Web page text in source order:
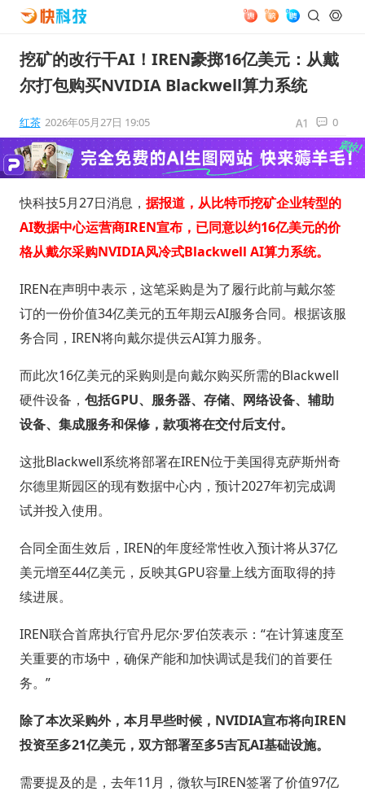
挖矿的改行干AI！IREN豪掷16亿美元：从戴
尔打包购买NVIDIA Blackwell算力系统
红茶 2026年05月27日 19:05 0
快科技5月27日消息， 据报道，从比特币挖矿企业转型的
AI数据中心运营商IREN宣布，已同意以约16亿美元的价
格从戴尔采购NVIDIA风冷式Blackwell AI算力系统。
IREN在声明中表示，这笔采购是为了履行此前与戴尔签
订的一份价值34亿美元的五年期云AI服务合同。根据该服
务合同，IREN将向戴尔提供云AI算力服务。
而此次16亿美元的采购则是向戴尔购买所需的Blackwell
硬件设备， 包括GPU、服务器、存储、网络设备、辅助
设备、集成服务和保修，款项将在交付后支付。
这批Blackwell系统将部署在IREN位于美国得克萨斯州奇
尔德里斯园区的现有数据中心内，预计2027年初完成调
试并投入使用。
合同全面生效后，IREN的年度经常性收入预计将从37亿
美元增至44亿美元，反映其GPU容量上线方面取得的持
续进展。
IREN联合首席执行官丹尼尔·罗伯茨表示：“在计算速度至
关重要的市场中，确保产能和加快调试是我们的首要任
务。”
除了本次采购外，本月早些时候，NVIDIA宣布将向IREN
投资至多21亿美元，双方部署至多5吉瓦AI基础设施。
需要提及的是，去年11月，微软与IREN签署了价值97亿